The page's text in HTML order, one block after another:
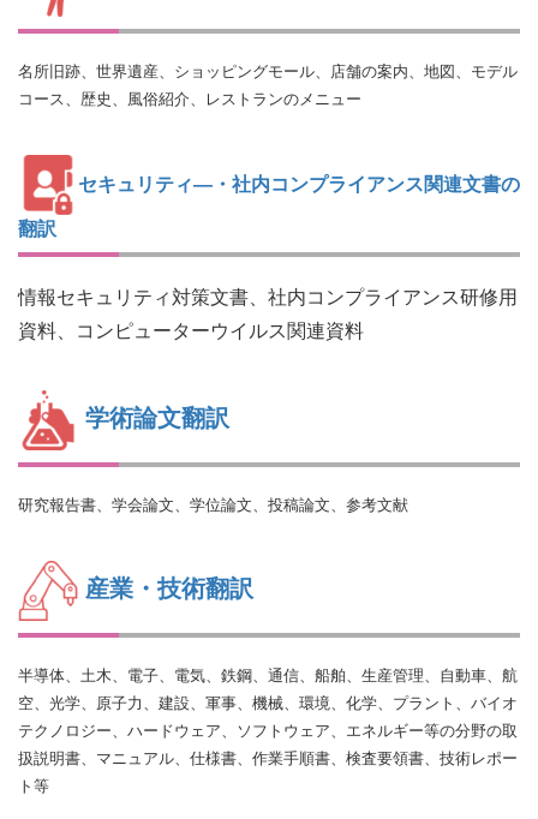
名所旧跡、世界遺産、ショッピングモール、店舗の案内、地図、モデル
コース、歴史、風俗紹介、レストランのメニュー
セキュリティ―・社内コンプライアンス関連文書の
翻訳
情報セキュリティ対策文書、 社内コンプライアンス研修用
資料、
コンピューターウイルス関連資料
学術論文翻訳
研究報告書、学会論文、学位論文、投稿論文、参考文献
産業・技術翻訳
半導体、土木、電子、電気、鉄鋼、通信、船舶、生産管理、自動車、航
空、光学、原子力、建設、軍事、機械、環境、化学、プラント、バイオ
テクノロジー、ハードウェア、ソフトウェア、エネルギー等の分野の取
扱説明書、マニュアル、仕様書、作業手順書、検査要領書、技術レポー
ト等